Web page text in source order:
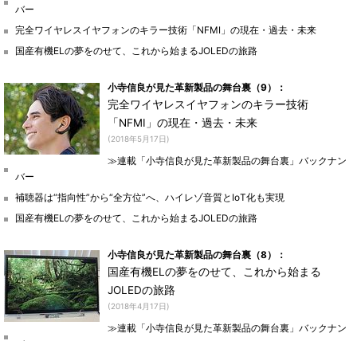
バー
完全ワイヤレスイヤフォンのキラー技術「NFMI」の現在・過去・未来
国産有機ELの夢をのせて、これから始まるJOLEDの旅路
小寺信良が見た革新製品の舞台裏（9）：
完全ワイヤレスイヤフォンのキラー技術
「NFMI」の現在・過去・未来
(2018年5月17日)
≫連載「小寺信良が見た革新製品の舞台裏」バックナン
バー
補聴器は“指向性”から“全方位”へ、ハイレゾ音質とIoT化も実現
国産有機ELの夢をのせて、これから始まるJOLEDの旅路
小寺信良が見た革新製品の舞台裏（8）：
国産有機ELの夢をのせて、これから始まる
JOLEDの旅路
(2018年4月17日)
≫連載「小寺信良が見た革新製品の舞台裏」バックナン